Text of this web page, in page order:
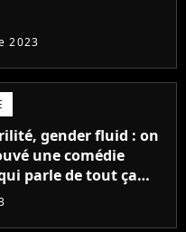
2023
gender fluid : on
une comédie
parle de tout ça
ringarde